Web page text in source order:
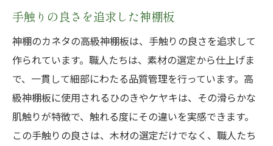
手触りの良さを追求した神棚板
神棚のカネタの高級神棚板は、手触りの良さを追求して
作られています。職人たちは、素材の選定から仕上げま
で、一貫して細部にわたる品質管理を行っています。高
級神棚板に使用されるひのきやケヤキは、その滑らかな
肌触りが特徴で、触れる度にその違いを実感できます。
この手触りの良さは、木材の選定だけでなく、職人たち